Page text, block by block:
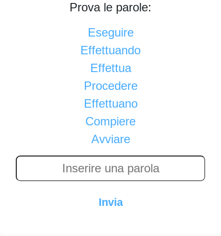
Prova le parole:
Eseguire
Effettuando
Effettua
Procedere
Effettuano
Compiere
Avviare